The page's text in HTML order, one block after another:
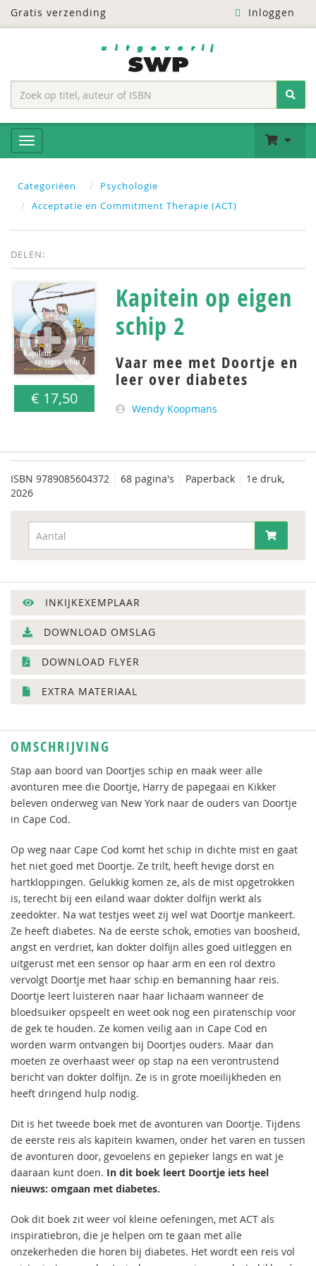
Gratis verzending Inloggen
Categoriëen
Psychologie
Acceptatie en Commitment Therapie (ACT)
DELEN:
€ 17,50
Kapitein op eigen
schip 2
Vaar mee met Doortje en
leer over diabetes
Wendy Koopmans
ISBN 9789085604372 68 pagina's Paperback
1e druk,
2026
INKIJKEXEMPLAAR
DOWNLOAD OMSLAG
DOWNLOAD FLYER
EXTRA MATERIAAL
OMSCHRIJVING
Stap aan boord van Doortjes schip en maak weer alle
avonturen mee die Doortje, Harry de papegaai en Kikker
beleven onderweg van New York naar de ouders van Doortje
in Cape Cod.
Op weg naar Cape Cod komt het schip in dichte mist en gaat
het niet goed met Doortje. Ze trilt, heeft hevige dorst en
hartkloppingen. Gelukkig komen ze, als de mist opgetrokken
is, terecht bij een eiland waar dokter dolfijn werkt als
zeedokter. Na wat testjes weet zij wel wat Doortje mankeert.
Ze heeft diabetes. Na de eerste schok, emoties van boosheid,
angst en verdriet, kan dokter dolfijn alles goed uitleggen en
uitgerust met een sensor op haar arm en een rol dextro
vervolgt Doortje met haar schip en bemanning haar reis.
Doortje leert luisteren naar haar lichaam wanneer de
bloedsuiker opspeelt en weet ook nog een piratenschip voor
de gek te houden. Ze komen veilig aan in Cape Cod en
worden warm ontvangen bij Doortjes ouders. Maar dan
moeten ze overhaast weer op stap na een verontrustend
bericht van dokter dolfijn. Ze is in grote moeilijkheden en
heeft dringend hulp nodig.
Dit is het tweede boek met de avonturen van Doortje. Tijdens
de eerste reis als kapitein kwamen, onder het varen en tussen
de avonturen door, gevoelens en gepieker langs en wat je
daaraan kunt doen. In dit boek leert Doortje iets heel
nieuws: omgaan met diabetes.
Ook dit boek zit weer vol kleine oefeningen, met ACT als
inspiratiebron, die je helpen om te gaan met alle
onzekerheden die horen bij diabetes. Het wordt een reis vol